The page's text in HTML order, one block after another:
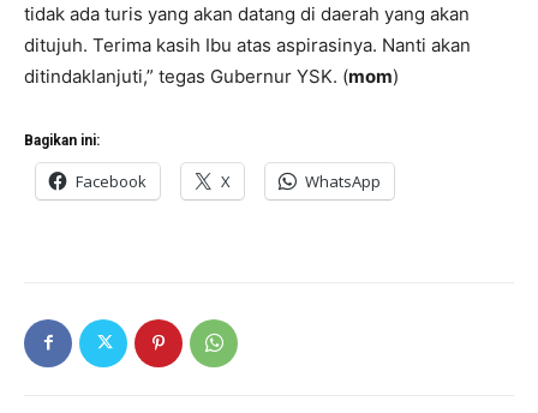
tidak ada turis yang akan datang di daerah yang akan
ditujuh. Terima kasih Ibu atas aspirasinya. Nanti akan
ditindaklanjuti,” tegas Gubernur YSK. (mom)
Bagikan ini:
Facebook X WhatsApp